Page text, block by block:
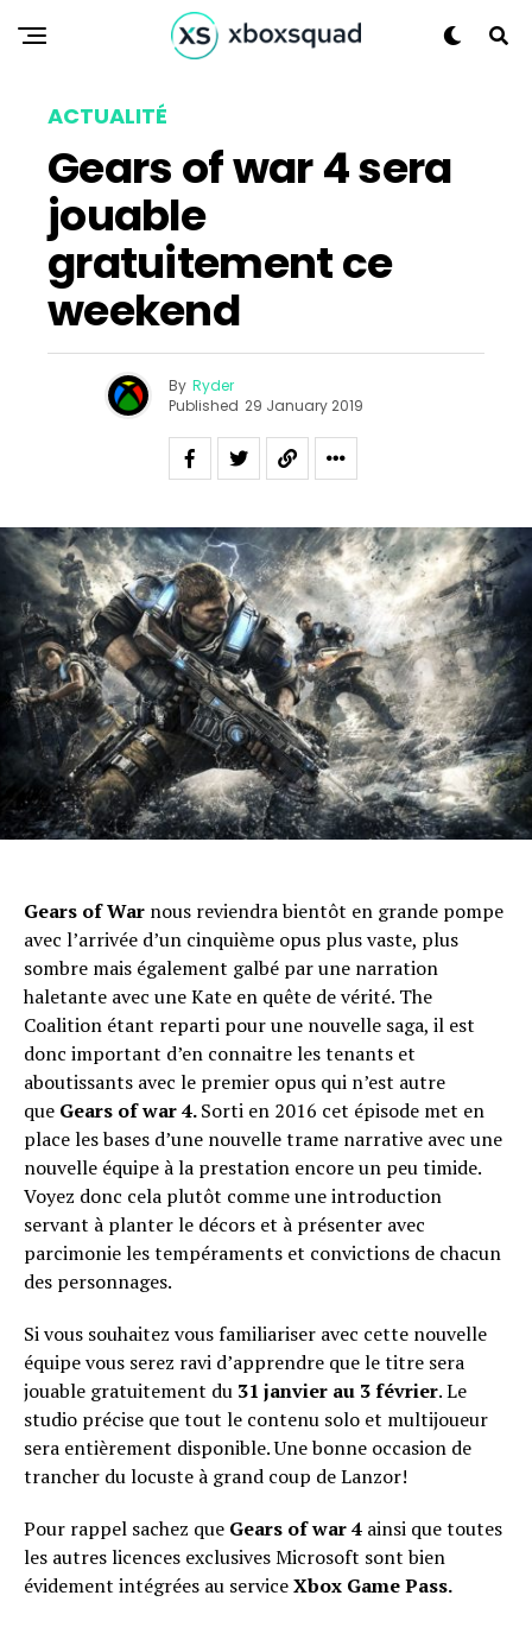
ACTUALITÉ
Gears of war 4 sera
jouable
gratuitement ce
weekend
By Ryder
Published 29 January 2019
Gears of War nous reviendra bientôt en grande pompe
avec l’arrivée d’un cinquième opus plus vaste, plus
sombre mais également galbé par une narration
haletante avec une Kate en quête de vérité. The
Coalition étant reparti pour une nouvelle saga, il est
donc important d’en connaitre les tenants et
aboutissants avec le premier opus qui n’est autre
que Gears of war 4.Sorti en 2016 cet épisode met en
place les bases d’une nouvelle trame narrative avec une
nouvelle équipe à la prestation encore un peu timide.
Voyez donc cela plutôt comme une introduction
servant à planter le décors et à présenter avec
parcimonie les tempéraments et convictions de chacun
des personnages.
Si vous souhaitez vous familiariser avec cette nouvelle
équipe vous serez ravi d’apprendre que le titre sera
jouable gratuitement du 31 janvier au 3 février. Le
studio précise que tout le contenu solo et multijoueur
sera entièrement disponible. Une bonne occasion de
trancher du locuste à grand coup de Lanzor!
Pour rappel sachez que Gears of war 4 ainsi que toutes
les autres licences exclusives Microsoft sont bien
évidement intégrées au serviceXbox Game Pass.